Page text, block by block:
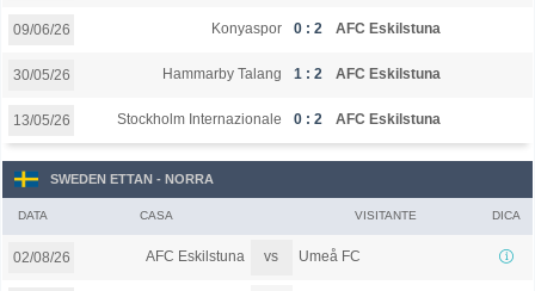
09/06/26 Konyaspor 0 : 2 AFC Eskilstuna
30/05/26 Hammarby Talang 1 : 2 AFC Eskilstuna
13/05/26 Stockholm Internazionale 0 : 2 AFC Eskilstuna
SWEDEN ETTAN - NORRA
DATA CASA VISITANTE DICA
02/08/26 AFC Eskilstuna vs Umeå FC